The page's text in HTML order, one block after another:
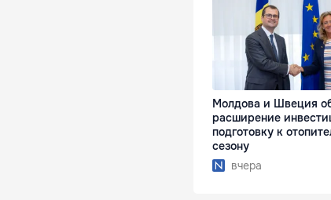
Молдова и Швеция
расширение
подготовку к
сезону
вчера